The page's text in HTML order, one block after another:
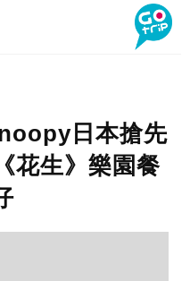
日本搶先
花生》樂園餐